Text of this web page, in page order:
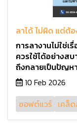
ลาได้ ไม่ผิด แต่ต้
การลางานไม่ใช่
ควรใช้ได้อย่างสบ
ถึงกลายเป็นปัญห
10 Feb 2026
ซอฟต์แวร์ เคล็